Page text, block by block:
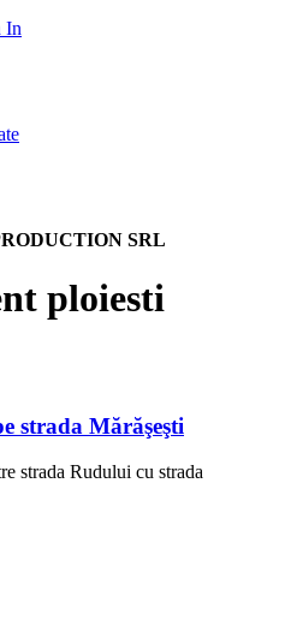
In
SRL
ploiesti
strada Mărăşeşti
strada Rudului cu strada